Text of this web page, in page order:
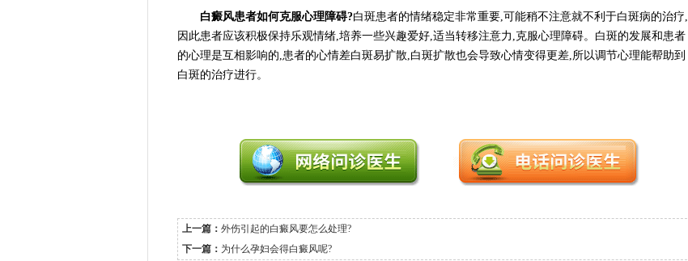
白癜风患者如何克服心理障碍?白斑患者的情绪稳定非常重要,可能稍不注意就不利于白斑病的治疗,
因此患者应该积极保持乐观情绪,培养一些兴趣爱好,适当转移注意力,克服心理障碍。白斑的发展和患者
的心理是互相影响的,患者的心情差白斑易扩散,白斑扩散也会导致心情变得更差,所以调节心理能帮助到
白斑的治疗进行。
上一篇： 外伤引起的白癜风要怎么处理?
下一篇： 为什么孕妇会得白癜风呢?